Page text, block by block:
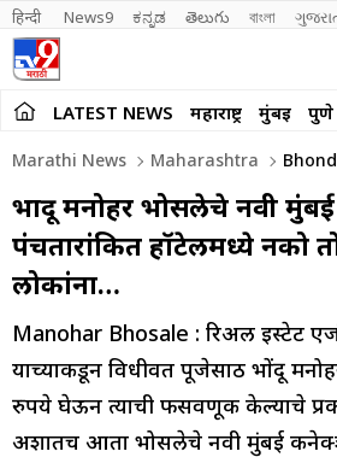
हिन्दी News9 ಕನ್ನಡ తెలుగు বাংলা
LATEST NEWS महाराष्ट्र मुंबई पुणे
Marathi News Maharashtra
भोंदू मनोहर भोसलेचे नवी
पंचतारांकित हॉटेलमध्ये नको
लोकांना…
Manohar Bhosale : रिअल इस्टेट
याच्याकडून विधीवत पूजेसाठी भोंदू
रुपये घेऊन त्याची फसवणूक केल्याचे
अशातच आता भोसलेचे नवी मुंबई